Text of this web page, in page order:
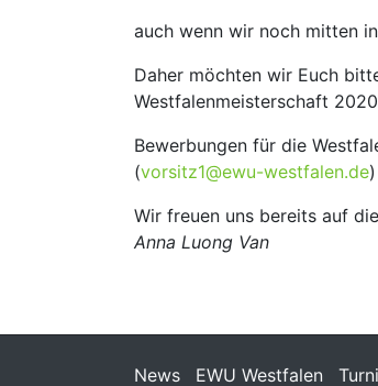
auch wenn wir noch mitten
Daher möchten wir Euch
Westfalenmeisterschaft
Bewerbungen für die
(vorsitz1@ewu-westfalen.de
Wir freuen uns bereits auf
Anna Luong Van
News EWU Westfalen